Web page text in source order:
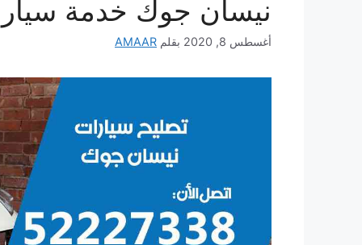
نيسان جوك خدمة
أغسطس 8, 2020 بقلم AMAAR